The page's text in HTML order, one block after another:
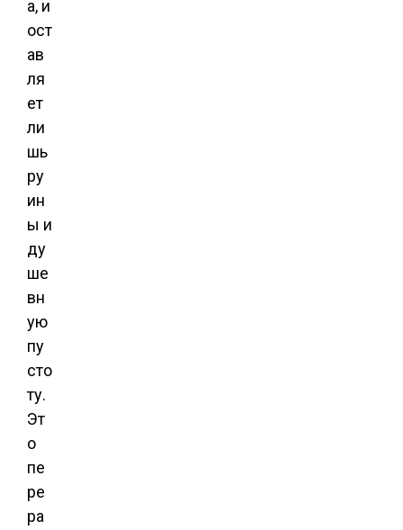
а, и
ост
ав
ля
ет
ли
шь
ру
ин
ы и
ду
ше
вн
ую
пу
сто
ту.
Эт
о
пе
ре
ра